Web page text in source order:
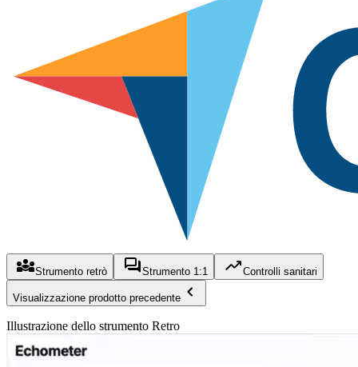
Strumento retrò Strumento 1:1 Controlli sanitari
Visualizzazione prodotto precedente
Illustrazione dello strumento Retro